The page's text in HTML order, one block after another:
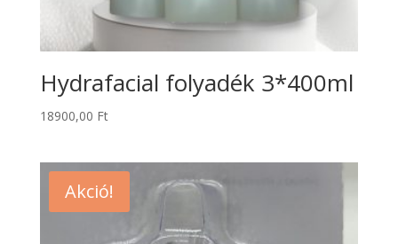
Hydrafacial folyadék 3*400ml
18900,00 Ft
Akció!